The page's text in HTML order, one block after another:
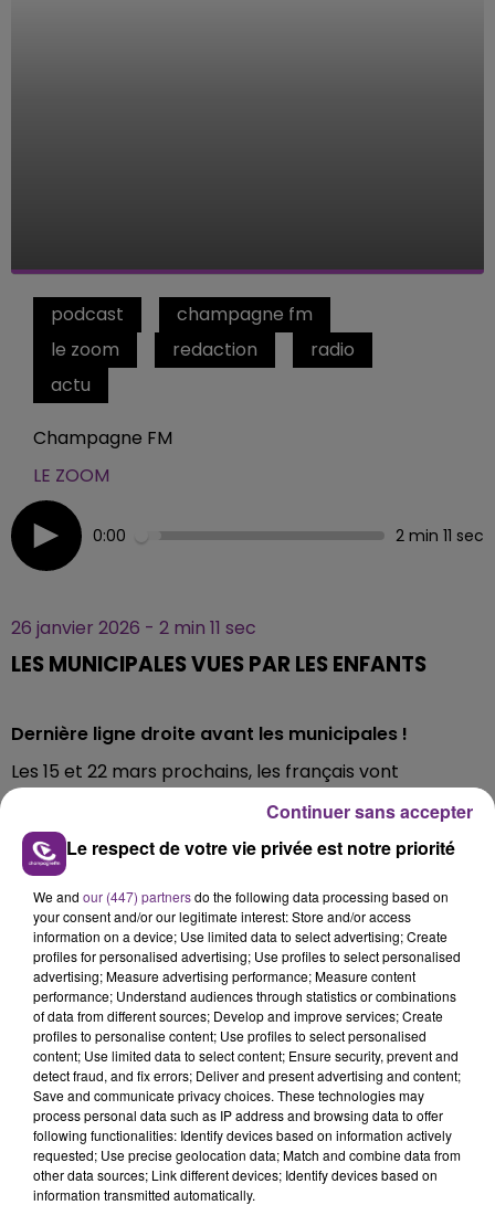
podcast
champagne fm
le zoom
redaction
radio
actu
Champagne FM
LE ZOOM
0:00 2 min 11 sec
26 janvier 2026 - 2 min 11 sec
LES MUNICIPALES VUES PAR LES ENFANTS
Dernière ligne droite avant les municipales !
Les 15 et 22 mars prochains, les français vont
reprendre le chemin des urnes.
Si les débats politiques animent les discussions des
adultes, ils résonnent aussi dans la cour de récré.
Les enfants ont eux aussi, leur avis sur la question!
Direction l'école élémentaire Charpentier, à Reims, où
nous avons poussé la porte d'une classe de CM1 pour
recueillir la parole de ces citoyens en herbe...
TITRES DIFFUSÉS
Le respect de votre vie privée est notre priorité
We and our (447) partnersdo the following data processing based on
your consent and/or our legitimate interest: Store and/or access
information on a device; Use limited data to select advertising; Create
profiles for personalised advertising; Use profiles to select personalised
advertising; Measure advertising performance; Measure content
performance; Understand audiences through statistics or combinations
of data from different sources; Develop and improve services; Create
profiles to personalise content; Use profiles to select personalised
content; Use limited data to select content; Ensure security, prevent and
detect fraud, and fix errors; Deliver and present advertising and content;
Save and communicate privacy choices. These technologies may
process personal data such as IP address and browsing data to offer
following functionalities: Identify devices based on information actively
requested; Use precise geolocation data; Match and combine data from
other data sources; Link different devices; Identify devices based on
information transmitted automatically.
Continuer sans accepter